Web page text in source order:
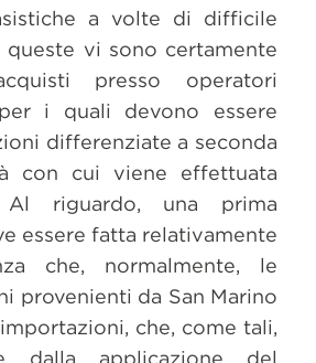
a volte di difficile
queste vi sono certamente
presso operatori
i quali devono essere
differenziate a seconda
con cui viene effettuata
Al riguardo, una prima
essere fatta relativamente
che, normalmente, le
provenienti da San Marino
che, come tali,
dalla applicazione del